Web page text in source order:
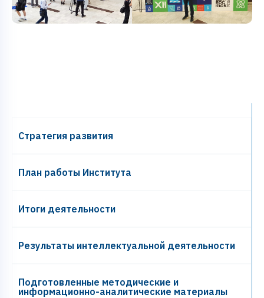
Cтратегия развития
План работы Института
Итоги деятельности
Результаты интеллектуальной деятельности
Подготовленные методические и
информационно-аналитические материалы